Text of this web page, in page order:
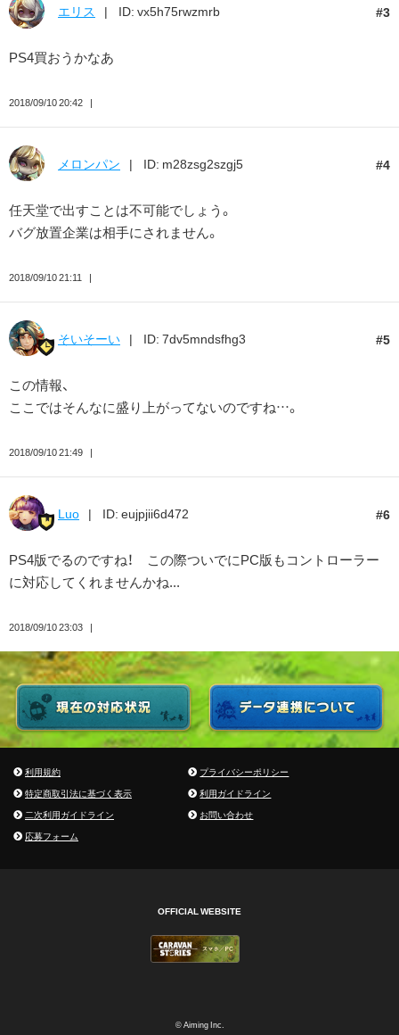
3
エリス ID: vx5h75rwzmrb
PS4買おうかなあ
2018/09/10 20:42
4
メロンパン ID: m28zsg2szgj5
任天堂で出すことは不可能でしょう。
バグ放置企業は相手にされません。
2018/09/10 21:11
5
そいそーい ID: 7dv5mndsfhg3
この情報、
ここではそんなに盛り上がってないのですね…。
2018/09/10 21:49
6
Luo ID: eujpjii6d472
PS4版でるのですね！ この際ついでにPC版もコントローラー
に対応してくれませんかね...
2018/09/10 23:03
利用規約
プライバシーポリシー
特定商取引法に基づく表示
利用ガイドライン
二次利用ガイドライン
お問い合わせ
応募フォーム
OFFICIAL WEBSITE
© Aiming Inc.